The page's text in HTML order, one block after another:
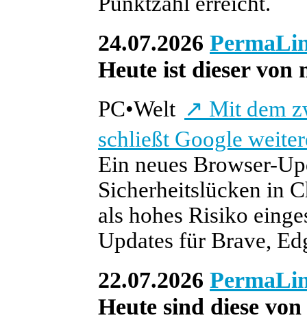
24.07.2026
Heute ist dieser von
PC•Welt ↗ Mit dem
schließt Google
Ein neues Browser-
Sicherheitslücken in
als hohes Risiko
Updates für Brave,
22.07.2026
Heute sind diese